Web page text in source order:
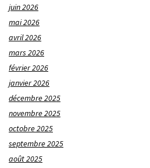
juin 2026
mai 2026
avril 2026
mars 2026
février 2026
janvier 2026
décembre 2025
novembre 2025
octobre 2025
septembre 2025
août 2025